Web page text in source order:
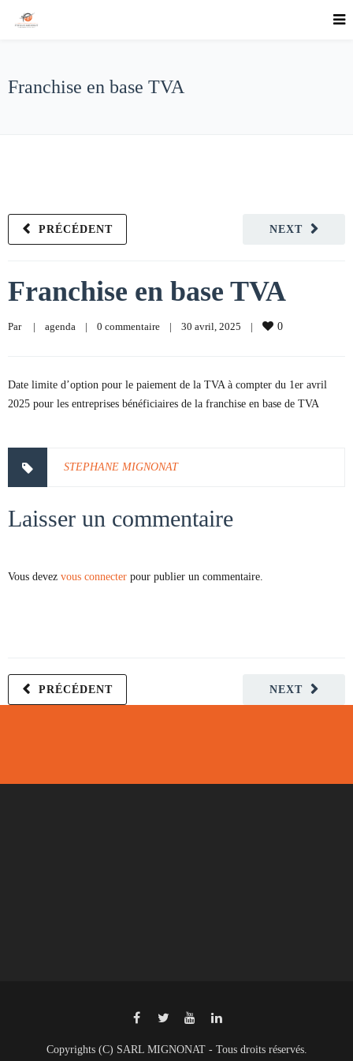
Franchise en base TVA
NEXT
PRÉCÉDENT
Franchise en base TVA
Par | agenda | 0 commentaire | 30 avril, 2025 | 0
Date limite d’option pour le paiement de la TVA à compter du 1er avril
2025 pour les entreprises bénéficiaires de la franchise en base de TVA
STEPHANE MIGNONAT
Laisser un commentaire
Vous devez vous connecter pour publier un commentaire.
NEXT
PRÉCÉDENT
Copyrights (C) SARL MIGNONAT - Tous droits réservés.